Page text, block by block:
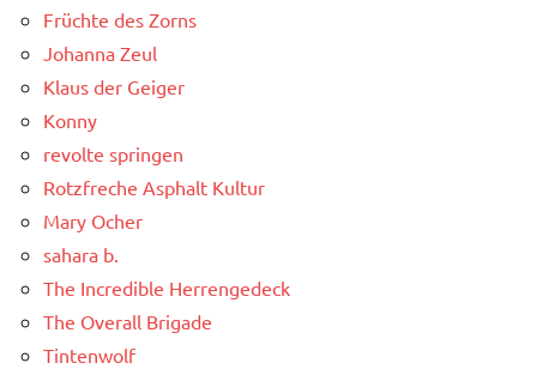
Früchte des Zorns
Johanna Zeul
Klaus der Geiger
Konny
revolte springen
Rotzfreche Asphalt Kultur
Mary Ocher
sahara b.
The Incredible Herrengedeck
The Overall Brigade
Tintenwolf